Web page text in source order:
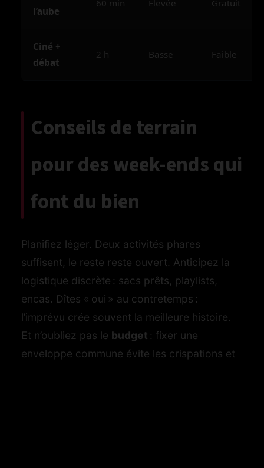
l’aube
60 min Élevée Gratuit
Ciné +
débat
2 h Basse Faible
Conseils de terrain
pour des week-ends qui
font du bien
Planifiez léger. Deux activités phares
suffisent, le reste reste ouvert. Anticipez la
logistique discrète : sacs prêts, playlists,
encas. Dîtes « oui » au contretemps :
l’imprévu crée souvent la meilleure histoire.
Et n’oubliez pas le budget : fixer une
enveloppe commune évite les crispations et